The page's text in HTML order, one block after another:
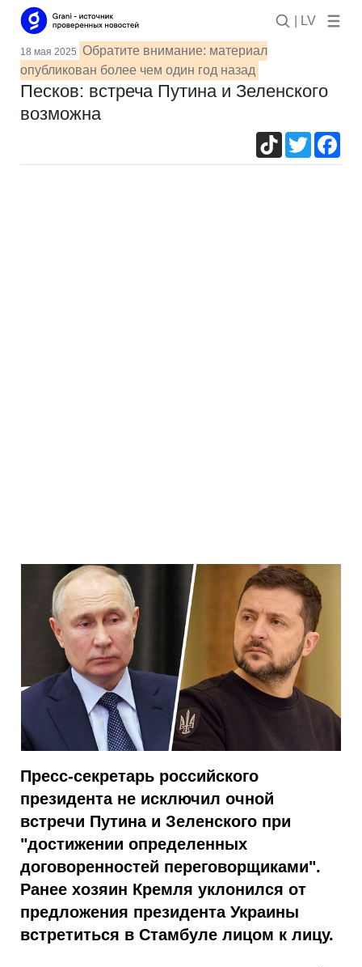
| LV
18 мая 2025 Обратите внимание: материал
опубликован более чем один год назад
Песков: встреча Путина и Зеленского
возможна
TikTokTwitter
Пресс-секретарь российского
президента не исключил очной
встречи Путина и Зеленского при
"достижении определенных
договоренностей переговорщиками".
Ранее хозяин Кремля уклонился от
предложения президента Украины
встретиться в Стамбуле лицом к лицу.